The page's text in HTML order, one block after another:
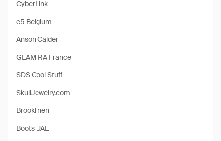
CyberLink
e5 Belgium
Anson Calder
GLAMIRA France
SDS Cool Stuff
SkullJewelry.com
Brooklinen
Boots UAE